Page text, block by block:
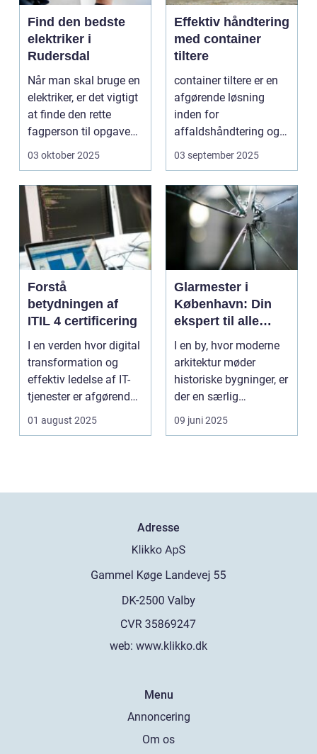
Find den bedste
elektriker i
Rudersdal
Når man skal bruge en
elektriker, er det vigtigt
at finde den rette
fagperson til opgaven.
Is&...
03 oktober 2025
Effektiv håndtering
med container
tiltere
container tiltere er en
afgørende løsning
inden for
affaldshåndtering og
genanve...
03 september 2025
Forstå
betydningen af
ITIL 4 certificering
I en verden hvor digital
transformation og
effektiv ledelse af IT-
tjenester er afgørende,
st&...
01 august 2025
Glarmester i
København: Din
ekspert til alle
glasbehov
I en by, hvor moderne
arkitektur møder
historiske bygninger, er
der en særlig
ekspertis...
09 juni 2025
Adresse
web: www.klikko.dk
Menu
Annoncering
Om os